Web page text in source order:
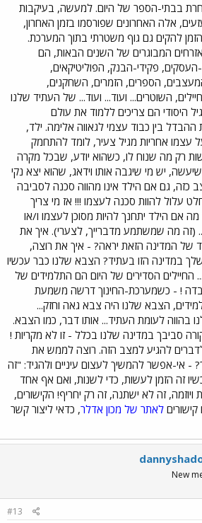
בבתי-הספר של היום. למעשה, בעיקבות
אלה האחרונים שפורסמו בזמן האחרון,
להקים גם גוף משטרתי בתוך המערכת.
המבוגרים של השנים הבאות, הם
העסקים, פקידי-הבנק, הפוליטיקאים,
הספרים, הזמרים, השחקנים,
השוטרים... ועוד... ועוד... של העתיד שלנו
היסודי הם צריכים ללמוד את עולם
ההבדל בין כבוד עצמי לגאווה אלימה. ילד,
אחריות מגיל צעיר, לומד להתחמק
רק מה שנוח לו, כשהוא יודע, שבכל מקרה
יש מי שיגבה אותו וידאג, שהוא יצא נקי
גם אם הילד אינו מהווה סכנה לסביבה
עלול להוות סכנה לעצמו !!! אז מי צריך
מה אם הילד יתחנך להיות מסוכן לעצמו ו/או
(זה מה שמשתמע מדברייך, לצערי). איך את
של המדינה הזאת יראה? - איך את רוצה,
במדינה הזו בעתיד? הצבא שלנו כבר עכשיו
הסדירים של היום הם התלמידים של
! - כשמערכת-החינוך דרשה משמעת
הצבא שלנו היה צבא גאה וחזק...
בהווה לעומת העתיד... אותו דבר, כמו הצבא.
סביבך במדינה שלנו בכלל - זו לא מקריות !
להגיע למצב הזה. רוצה לממש את
- אי-אפשר להמשיך לעצום עיניים ולהגיד: "זה
זה הזמן לעשות, כדי לשנות, ואם אף אחד
ויוזמה, זה לא ישתנה, זה רק יחריף! הקישורים,
לאתר של מכון אדלר, כדאי ליצור קשר
New
#13